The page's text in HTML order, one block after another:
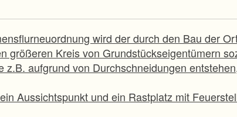
wird der durch den Bau der
größeren Kreis von Grundstückseigentümern
z.B. aufgrund von Durchschneidungen
Aussichtspunkt und ein Rastplatz mit